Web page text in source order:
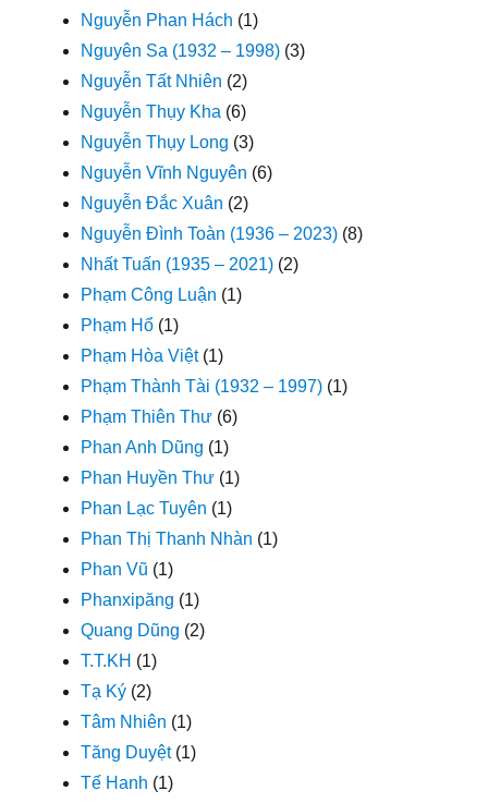
Nguyễn Phan Hách (1)
Nguyên Sa (1932 – 1998) (3)
Nguyễn Tất Nhiên (2)
Nguyễn Thụy Kha (6)
Nguyễn Thụy Long (3)
Nguyễn Vĩnh Nguyên (6)
Nguyễn Đắc Xuân (2)
Nguyễn Đình Toàn (1936 – 2023) (8)
Nhất Tuấn (1935 – 2021) (2)
Phạm Công Luận (1)
Phạm Hổ (1)
Phạm Hòa Việt(1)
Phạm Thành Tài (1932 – 1997) (1)
Phạm Thiên Thư (6)
Phan Anh Dũng (1)
Phan Huyền Thư (1)
Phan Lạc Tuyên (1)
Phan Thị Thanh Nhàn (1)
Phan Vũ (1)
Phanxipăng (1)
Quang Dũng (2)
T.T.KH (1)
Tạ Ký (2)
Tâm Nhiên (1)
Tăng Duyệt(1)
Tế Hanh (1)